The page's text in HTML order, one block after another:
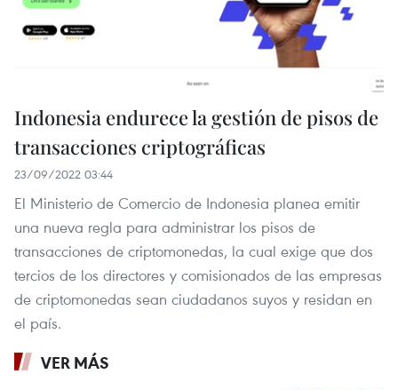
Indonesia endurece la gestión de pisos de
transacciones criptográficas
23/09/2022 03:44
El Ministerio de Comercio de Indonesia planea emitir
una nueva regla para administrar los pisos de
transacciones de criptomonedas, la cual exige que dos
tercios de los directores y comisionados de las empresas
de criptomonedas sean ciudadanos suyos y residan en
el país.
VER MÁS